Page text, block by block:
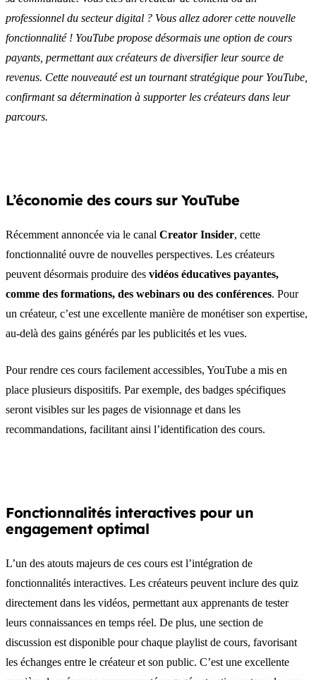
professionnel du secteur digital ? Vous allez adorer cette nouvelle
fonctionnalité ! YouTube propose désormais une option de cours
payants, permettant aux créateurs de diversifier leur source de
revenus. Cette nouveauté est un tournant stratégique pour YouTube,
confirmant sa détermination à supporter les créateurs dans leur
parcours.
L’économie des cours sur YouTube
Récemment annoncée via le canal Creator Insider, cette
fonctionnalité ouvre de nouvelles perspectives. Les créateurs
peuvent désormais produire des vidéos éducatives payantes,
comme des formations, des webinars ou des conférences. Pour
un créateur, c’est une excellente manière de monétiser son expertise,
au-delà des gains générés par les publicités et les vues.
Pour rendre ces cours facilement accessibles, YouTube a mis en
place plusieurs dispositifs. Par exemple, des badges spécifiques
seront visibles sur les pages de visionnage et dans les
recommandations, facilitant ainsi l’identification des cours.
Fonctionnalités interactives pour un
engagement optimal
L’un des atouts majeurs de ces cours est l’intégration de
fonctionnalités interactives. Les créateurs peuvent inclure des quiz
directement dans les vidéos, permettant aux apprenants de tester
leurs connaissances en temps réel. De plus, une section de
discussion est disponible pour chaque playlist de cours, favorisant
les échanges entre le créateur et son public. C’est une excellente